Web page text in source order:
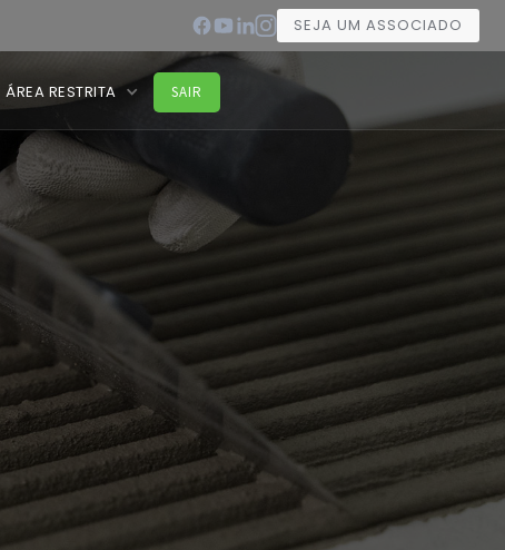
SEJA UM ASSOCIADO
ÁREA RESTRITA SAIR